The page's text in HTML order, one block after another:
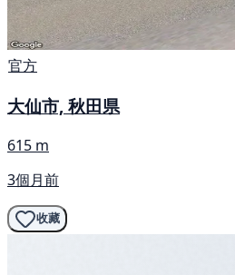
官方
大仙市, 秋田県
615 m
3個月前
收藏